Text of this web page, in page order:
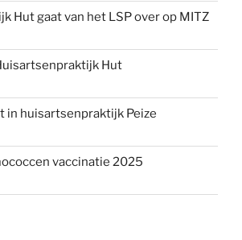
Hut gaat van het LSP over op MITZ
Hut
in huisartsenpraktijk Peize
vaccinatie 2025